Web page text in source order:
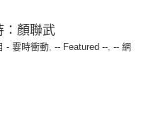
：顏聯武
- 霎時衝動, -- Featured --, -- 網